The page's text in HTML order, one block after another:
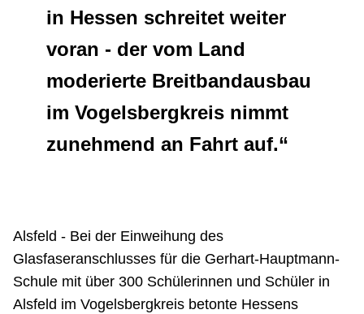
in Hessen schreitet weiter
voran - der vom Land
moderierte Breitbandausbau
im Vogelsbergkreis nimmt
zunehmend an Fahrt auf.“
Alsfeld - Bei der Einweihung des
Glasfaseranschlusses für die Gerhart-Hauptmann-
Schule mit über 300 Schülerinnen und Schüler in
Alsfeld im Vogelsbergkreis betonte Hessens